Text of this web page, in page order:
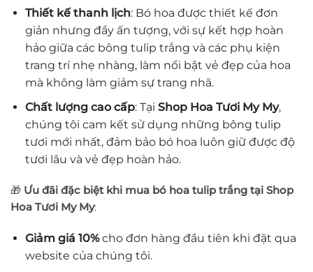
Thiết kế thanh lịch: Bó hoa được thiết kế đơn
giản nhưng đầy ấn tượng, với sự kết hợp hoàn
hảo giữa các bông tulip trắng và các phụ kiện
trang trí nhẹ nhàng, làm nổi bật vẻ đẹp của hoa
mà không làm giảm sự trang nhã.
Chất lượng cao cấp: Tại Shop Hoa Tươi My My,
chúng tôi cam kết sử dụng những bông tulip
tươi mới nhất, đảm bảo bó hoa luôn giữ được độ
tươi lâu và vẻ đẹp hoàn hảo.
🎁 Ưu đãi đặc biệt khi mua bó hoa tulip trắng tại Shop
Hoa Tươi My My:
Giảm giá 10%cho đơn hàng đầu tiên khi đặt qua
website của chúng tôi.